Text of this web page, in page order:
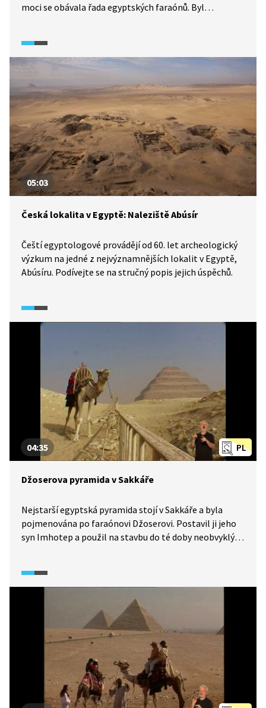
moci se obávala řada egyptských faraónů. Byl
se přes 1000 let. Pojďte se s námi na tento komplexní
chrám podívat.
05:03
Česká lokalita v Egyptě: Naleziště Abúsír
Čeští egyptologové provádějí od 60. let archeologický
výzkum na jedné z nejvýznamnějších lokalit v Egyptě,
Abúsíru. Podívejte se na stručný popis jejich úspěchů.
PL
04:35
Džoserova pyramida v Sakkáře
Nejstarší egyptská pyramida stojí v Sakkáře a byla
pojmenována po faraónovi Džoserovi. Postavil ji jeho
syn Imhotep a použil na stavbu do té doby neobvyklý
zvýšil postupně o pět stupňů. A tak poprvé dostala